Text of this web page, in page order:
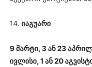
14. იაგუარი
9 მარტი, 3 ან 23
ივლისი, 1 ან 20